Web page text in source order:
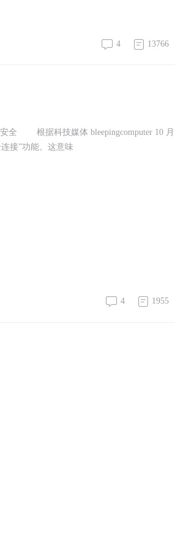
4 13766
安全 根据科技媒体 bleepingcomputer 10
接”功能。这意味
4 1955